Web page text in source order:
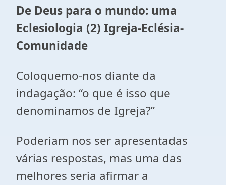
De Deus para o mundo: uma
Eclesiologia (2) Igreja-Eclésia-
Comunidade
Coloquemo-nos diante da
indagação: “o que é isso que
denominamos de Igreja?”
Poderiam nos ser apresentadas
várias respostas, mas uma das
melhores seria afirmar a